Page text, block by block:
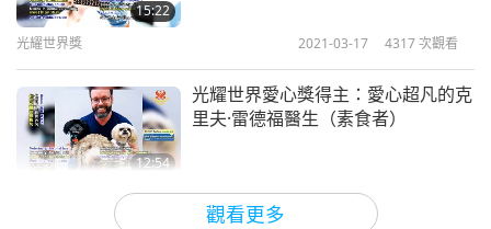
觀看更多
15:22
光耀世界獎 2021-03-17 4317次觀看
12:54
光耀世界愛心獎得主：愛心超凡的克
里夫·雷德福醫生（素食者）
2021-03-10